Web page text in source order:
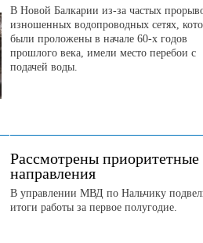
В Новой Балкарии из-за частых
изношенных водопроводных сетях,
были проложены в начале 60-х годов
прошлого века, имели место перебои с
подачей воды.
Рассмотрены приоритетные
направления
В управлении МВД по Нальчику
итоги работы за первое полугодие.